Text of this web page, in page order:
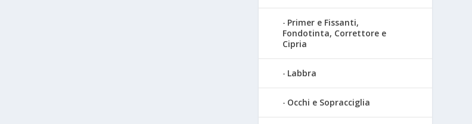
Primer e Fissanti,
Fondotinta, Correttore e
Cipria
Labbra
Occhi e Sopracciglia